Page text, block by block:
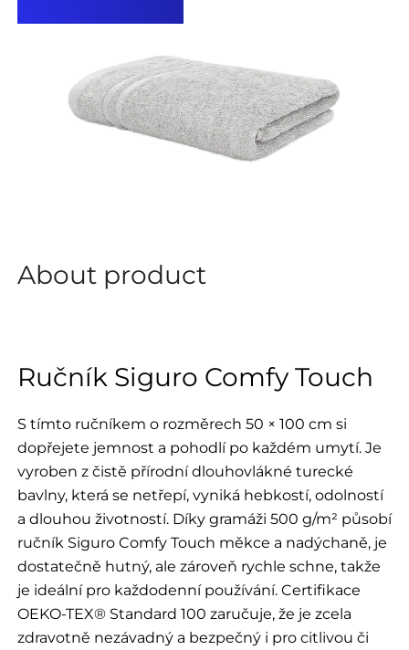
About product
Ručník Siguro Comfy Touch
S tímto ručníkem o rozměrech 50 × 100 cm si
dopřejete jemnost a pohodlí po každém umytí. Je
vyroben z čistě přírodní dlouhovlákné turecké
bavlny, která se netřepí, vyniká hebkostí, odolností
a dlouhou životností. Díky gramáži 500 g/m² působí
ručník Siguro Comfy Touch měkce a nadýchaně, je
dostatečně hutný, ale zároveň rychle schne, takže
je ideální pro každodenní používání. Certifikace
OEKO-TEX® Standard 100 zaručuje, že je zcela
zdravotně nezávadný a bezpečný i pro citlivou či